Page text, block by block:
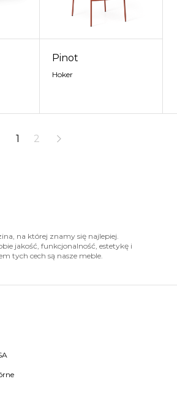
Pinot
Hoker
1 2
na której znamy się najlepiej.
jakość, funkcjonalność, estetykę i
tych cech są nasze meble.